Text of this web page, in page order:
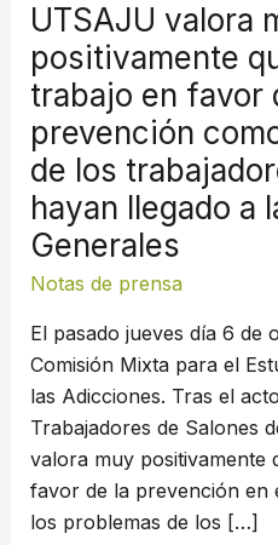
UTSAJU valora
positivamente
trabajo en favor
prevención
de los
hayan llegado a
Generales
Notas de prensa
El pasado jueves día 6 de
Comisión Mixta para el
las Adicciones. Tras el
Trabajadores de Salones
valora muy positivamente
favor de la prevención en
los problemas de los […]
favor
de
la
prevención
como
los
problemas
de
los
del
juego
hayan
llegado
a
las
Cortes